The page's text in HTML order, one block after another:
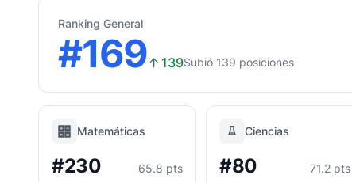
Ranking General
#169↑ 139Subió 139 posiciones
Matemáticas
#230 65.8 pts
Ciencias
#80 71.2 pts